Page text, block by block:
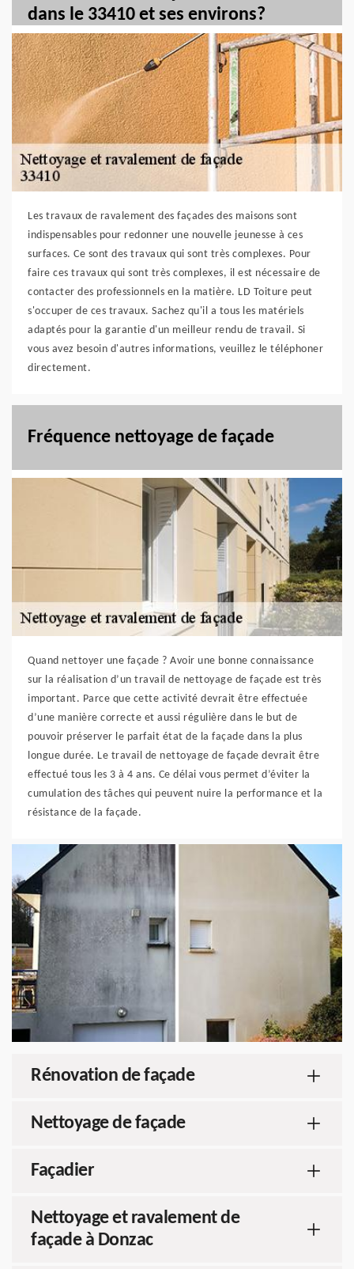
dans le 33410 et ses environs?
Les travaux de ravalement des façades des maisons sont
indispensables pour redonner une nouvelle jeunesse à ces
surfaces. Ce sont des travaux qui sont très complexes. Pour
faire ces travaux qui sont très complexes, il est nécessaire de
contacter des professionnels en la matière. LD Toiture peut
s'occuper de ces travaux. Sachez qu'il a tous les matériels
adaptés pour la garantie d'un meilleur rendu de travail. Si
vous avez besoin d'autres informations, veuillez le téléphoner
directement.
Fréquence nettoyage de façade
Quand nettoyer une façade ? Avoir une bonne connaissance
sur la réalisation d’un travail de nettoyage de façade est très
important. Parce que cette activité devrait être effectuée
d’une manière correcte et aussi régulière dans le but de
pouvoir préserver le parfait état de la façade dans la plus
longue durée. Le travail de nettoyage de façade devrait être
effectué tous les 3 à 4 ans. Ce délai vous permet d’éviter la
cumulation des tâches qui peuvent nuire la performance et la
résistance de la façade.
Rénovation de façade
Nettoyage de façade
Façadier
Nettoyage et ravalement de
façade à Donzac